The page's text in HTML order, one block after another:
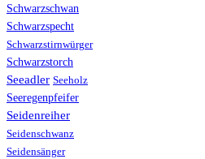
Schwarzschwan
Schwarzspecht
Schwarzstirnwürger
Schwarzstorch
Seeadler Seeholz
Seeregenpfeifer
Seidenreiher
Seidenschwanz
Seidensänger